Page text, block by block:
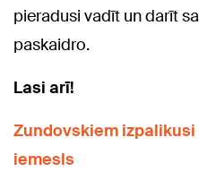
pieradusi vadīt un darīt
paskaidro.
Lasi arī!
Zundovskiem
iemesls